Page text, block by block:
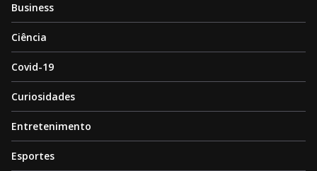
Business
Ciência
Covid-19
Curiosidades
Entretenimento
Esportes